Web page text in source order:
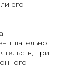
его
тщательно
при